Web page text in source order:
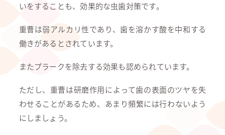
いをすることも、効果的な虫歯対策です。
重曹は弱アルカリ性であり、歯を溶かす酸を中和する
働きがあるとされています。
またプラークを除去する効果も認められています。
ただし、重曹は研磨作用によって歯の表面のツヤを失
わせることがあるため、あまり頻繁には行わないよう
にしましょう。